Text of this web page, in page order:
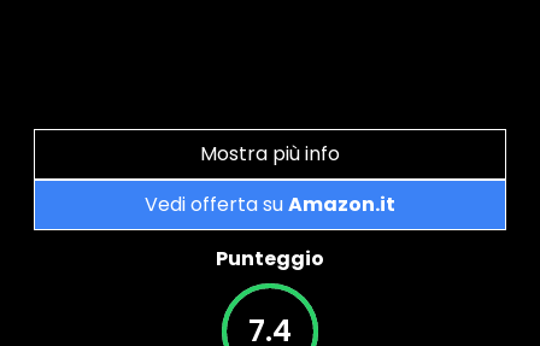
Mostra più info
Vedi offerta suAmazon.it
Punteggio
7.4